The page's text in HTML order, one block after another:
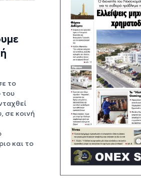
το
του
σε κοινή
και το